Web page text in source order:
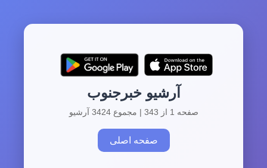
آرشیو خبرجنوب
صفحه 1 از 343 | مجموع 3424 آرشیو
صفحه اصلی